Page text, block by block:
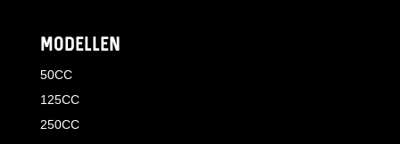
MODELLEN
50CC
125CC
250CC